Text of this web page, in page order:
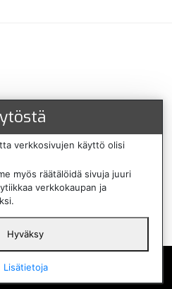
Svenska
verkkosivujen käyttö olisi
myös räätälöidä sivuja juuri
verkkokaupan ja
Hyväksy
Lisätietoja